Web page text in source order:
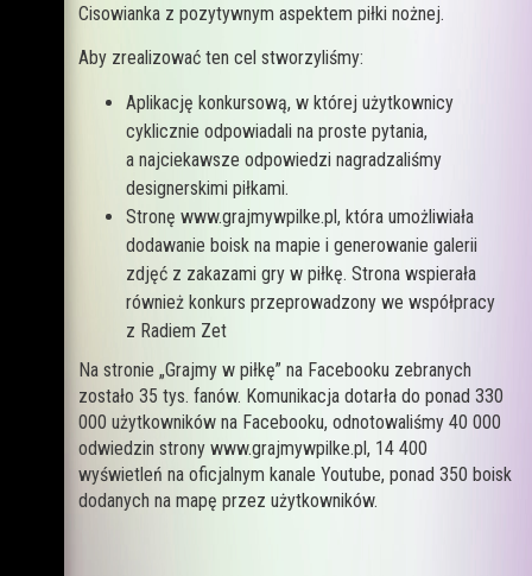
Cisowianka z pozytywnym aspektem piłki nożnej.
Aby zrealizować ten cel stworzyliśmy:
Aplikację konkursową, w której użytkownicy
cyklicznie odpowiadali na proste pytania,
a najciekawsze odpowiedzi nagradzaliśmy
designerskimi piłkami.
Stronę www.grajmywpilke.pl, która umożliwiała
dodawanie boisk na mapie i generowanie galerii
zdjęć z zakazami gry w piłkę. Strona wspierała
również konkurs przeprowadzony we współpracy
z Radiem Zet
Na stronie „Grajmy w piłkę” na Facebooku zebranych
zostało 35 tys. fanów. Komunikacja dotarła do ponad 330
000 użytkowników na Facebooku, odnotowaliśmy 40 000
odwiedzin strony www.grajmywpilke.pl, 14 400
wyświetleń na oficjalnym kanale Youtube, ponad 350 boisk
dodanych na mapę przez użytkowników.